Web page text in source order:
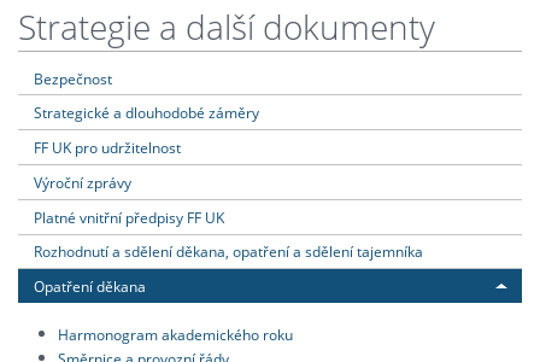
Strategie a další dokumenty
Bezpečnost
Strategické a dlouhodobé záměry
FF UK pro udržitelnost
Výroční zprávy
Platné vnitřní předpisy FF UK
Rozhodnutí a sdělení děkana, opatření a sdělení tajemníka
Opatření děkana
Harmonogram akademického roku
Směrnice a provozní řády